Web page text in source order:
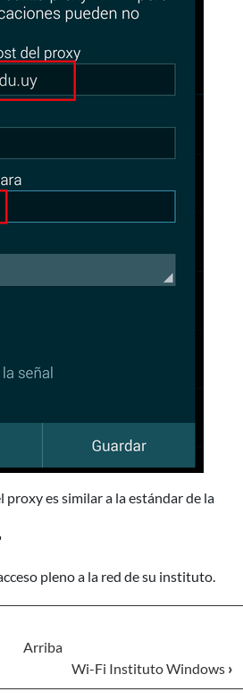
proxy es similar a la estándar de la
pleno a la red de su instituto.
Arriba
Wi-Fi Instituto Windows ›